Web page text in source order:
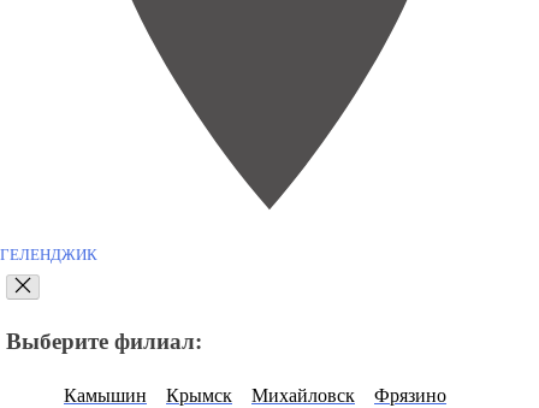
ГЕЛЕНДЖИК
Выберите филиал:
Камышин Крымск Михайловск
Фрязино